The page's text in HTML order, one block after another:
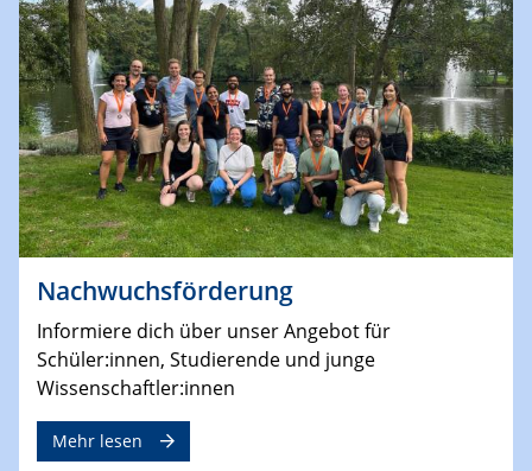
Nachwuchsförderung
Informiere dich über unser Angebot für
Schüler:innen, Studierende und junge
Wissenschaftler:innen
Mehr lesen